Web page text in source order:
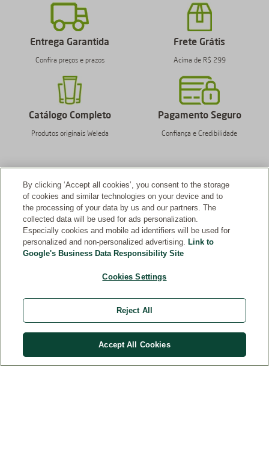
Indisponível
Entrega Garantida
Confira preços e prazos
Frete Grátis
Acima de R$ 299
Catálogo Completo
Produtos originais Weleda
Pagamento Seguro
Confiança e Credibilidade
Clique no logotipo para mais detalhes
By clicking ‘Accept all cookies’, you consent to the storage
of cookies and similar technologies on your device and to
the processing of your data by us and our partners. The
collected data will be used for ads personalization.
Especially cookies and mobile ad identifiers will be used for
personalized and non-personalized advertising. Link to
Google's Business Data Responsibility Site
Cookies Settings
Reject All
Accept All Cookies